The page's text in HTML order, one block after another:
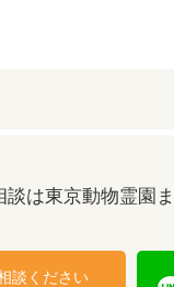
談は東京動物霊園
談ください